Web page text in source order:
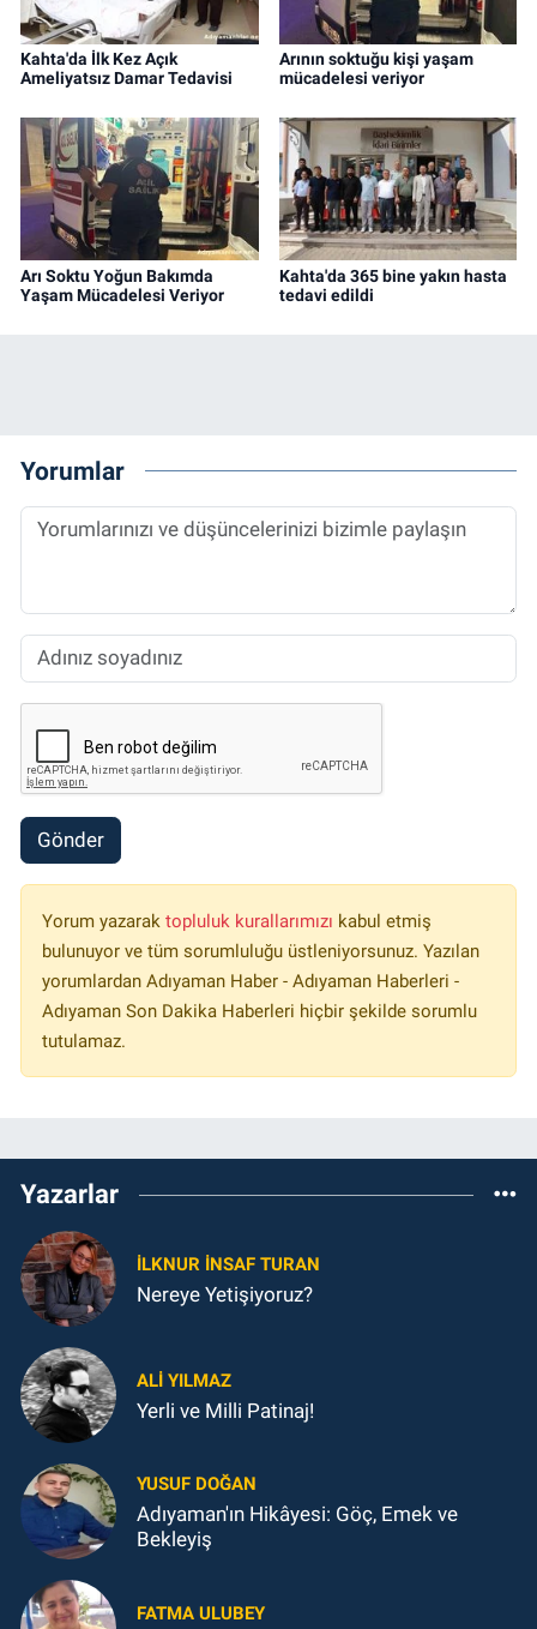
Kahta'da İlk Kez Açık
Ameliyatsız Damar Tedavisi
Arının soktuğu kişi yaşam
mücadelesi veriyor
Arı Soktu Yoğun Bakımda
Yaşam Mücadelesi Veriyor
Kahta'da 365 bine yakın hasta
tedavi edildi
Yorumlar
Gönder
Yorum yazarak topluluk kurallarımızı kabul etmiş
bulunuyor ve tüm sorumluluğu üstleniyorsunuz. Yazılan
yorumlardan Adıyaman Haber - Adıyaman Haberleri -
Adıyaman Son Dakika Haberleri hiçbir şekilde sorumlu
tutulamaz.
Yazarlar
İLKNUR İNSAF TURAN
Nereye Yetişiyoruz?
ALI YILMAZ
Yerli ve Milli Patinaj!
YUSUF DOĞAN
Adıyaman'ın Hikâyesi: Göç, Emek ve
Bekleyiş
FATMA ULUBEY